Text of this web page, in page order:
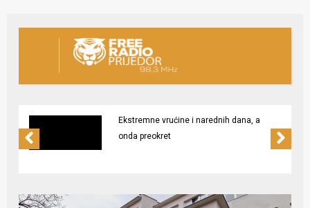
Ekstremne vrućine i narednih dana, a
onda preokret